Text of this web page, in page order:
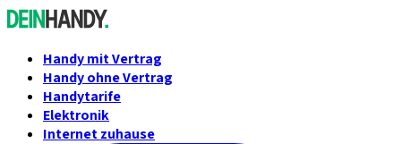
Handy mit Vertrag
Handy ohne Vertrag
Handytarife
Elektronik
Internet zuhause